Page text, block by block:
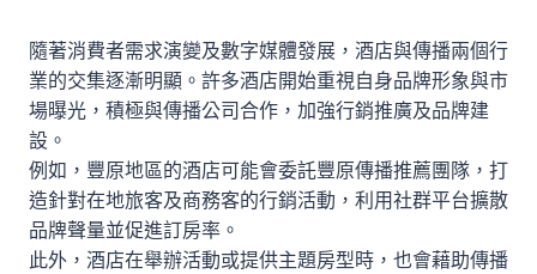
隨著消費者需求演變及數字媒體發展，酒店與傳播兩個行
業的交集逐漸明顯。許多酒店開始重視自身品牌形象與市
場曝光，積極與傳播公司合作，加強行銷推廣及品牌建
設。
例如，豐原地區的酒店可能會委託豐原傳播推薦團隊，打
造針對在地旅客及商務客的行銷活動，利用社群平台擴散
品牌聲量並促進訂房率。
此外，酒店在舉辦活動或提供主題房型時，也會藉助傳播